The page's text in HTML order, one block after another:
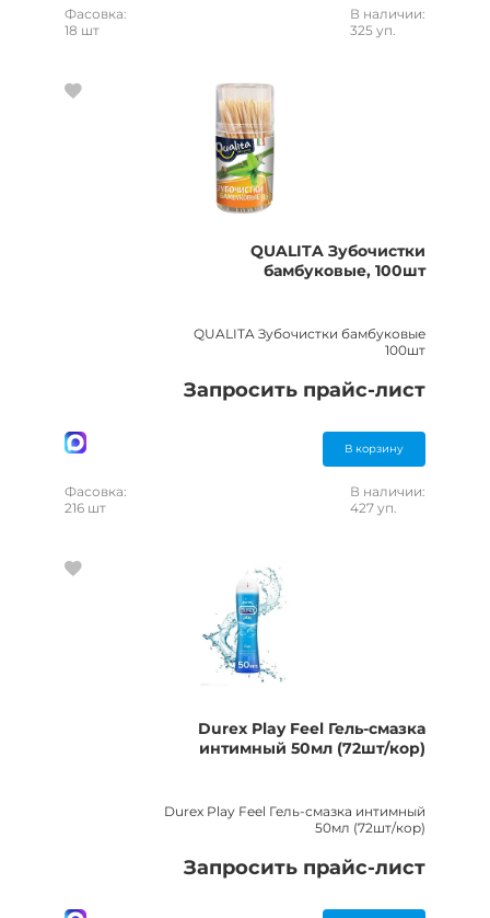
Фасовка:
18 шт
В наличии:
325 уп.
QUALITA Зубочистки
бамбуковые, 100шт
QUALITA Зубочистки бамбуковые
100шт
Запросить прайс-лист
В корзину
Фасовка:
216 шт
В наличии:
427 уп.
Durex Play Feel Гель-смазка
интимный 50мл (72шт/кор)
Durex Play Feel Гель-смазка интимный
50мл (72шт/кор)
Запросить прайс-лист